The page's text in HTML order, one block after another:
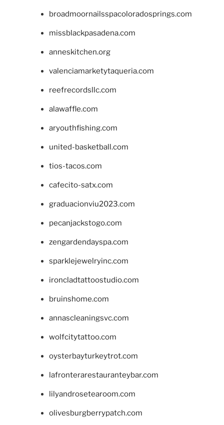
broadmoornailsspacoloradosprings.com
missblackpasadena.com
anneskitchen.org
valenciamarketytaqueria.com
reefrecordsllc.com
alawaffle.com
aryouthfishing.com
united-basketball.com
tios-tacos.com
cafecito-satx.com
graduacionviu2023.com
pecanjackstogo.com
zengardendayspa.com
sparklejewelryinc.com
ironcladtattoostudio.com
bruinshome.com
annascleaningsvc.com
wolfcitytattoo.com
oysterbayturkeytrot.com
lafronterarestauranteybar.com
lilyandrosetearoom.com
olivesburgberrypatch.com